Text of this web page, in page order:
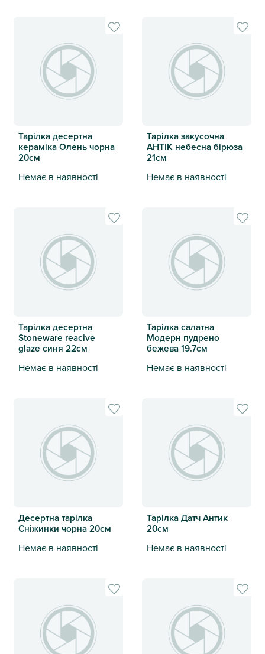
Тарілка десертна
кераміка Олень чорна
20см
Немає в наявності
Тарілка закусочна
АНТІК небесна бірюза
21см
Немає в наявності
Тарілка десертна
Stoneware reacive
glaze синя 22см
Немає в наявності
Тарілка салатна
Модерн пудрено
бежева 19.7см
Немає в наявності
Десертна тарілка
Сніжинки чорна 20см
Немає в наявності
Тарілка Датч Антик
20см
Немає в наявності